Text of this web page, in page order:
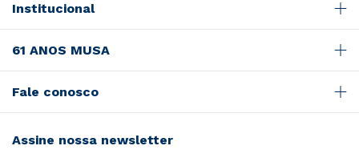
Institucional
61 ANOS MUSA
Fale conosco
Assine nossa newsletter